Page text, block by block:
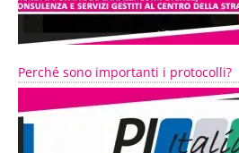
Perché sono importanti i protocolli?